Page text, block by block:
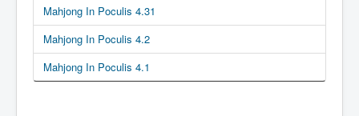
Mahjong In Poculis 4.31
Mahjong In Poculis 4.2
Mahjong In Poculis 4.1